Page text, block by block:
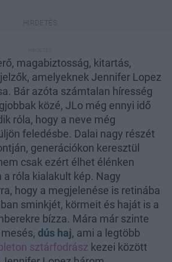
magabiztosság, kitartás,
amelyeknek Jennifer Lopez
Bár azóta számtalan híresség
közé, JLo még ennyi idő
róla, hogy a neve még
feledésbe. Dalai nagy részét
generációkon keresztül
csak ezért élhet élénken
róla kialakult kép. Nagy
hogy a megjelenése is retinába
sminkjét, körmeit és haját is a
bízza. Mára már szinte
dús haj, ami a legtöbb
sztárfodrász kezei között